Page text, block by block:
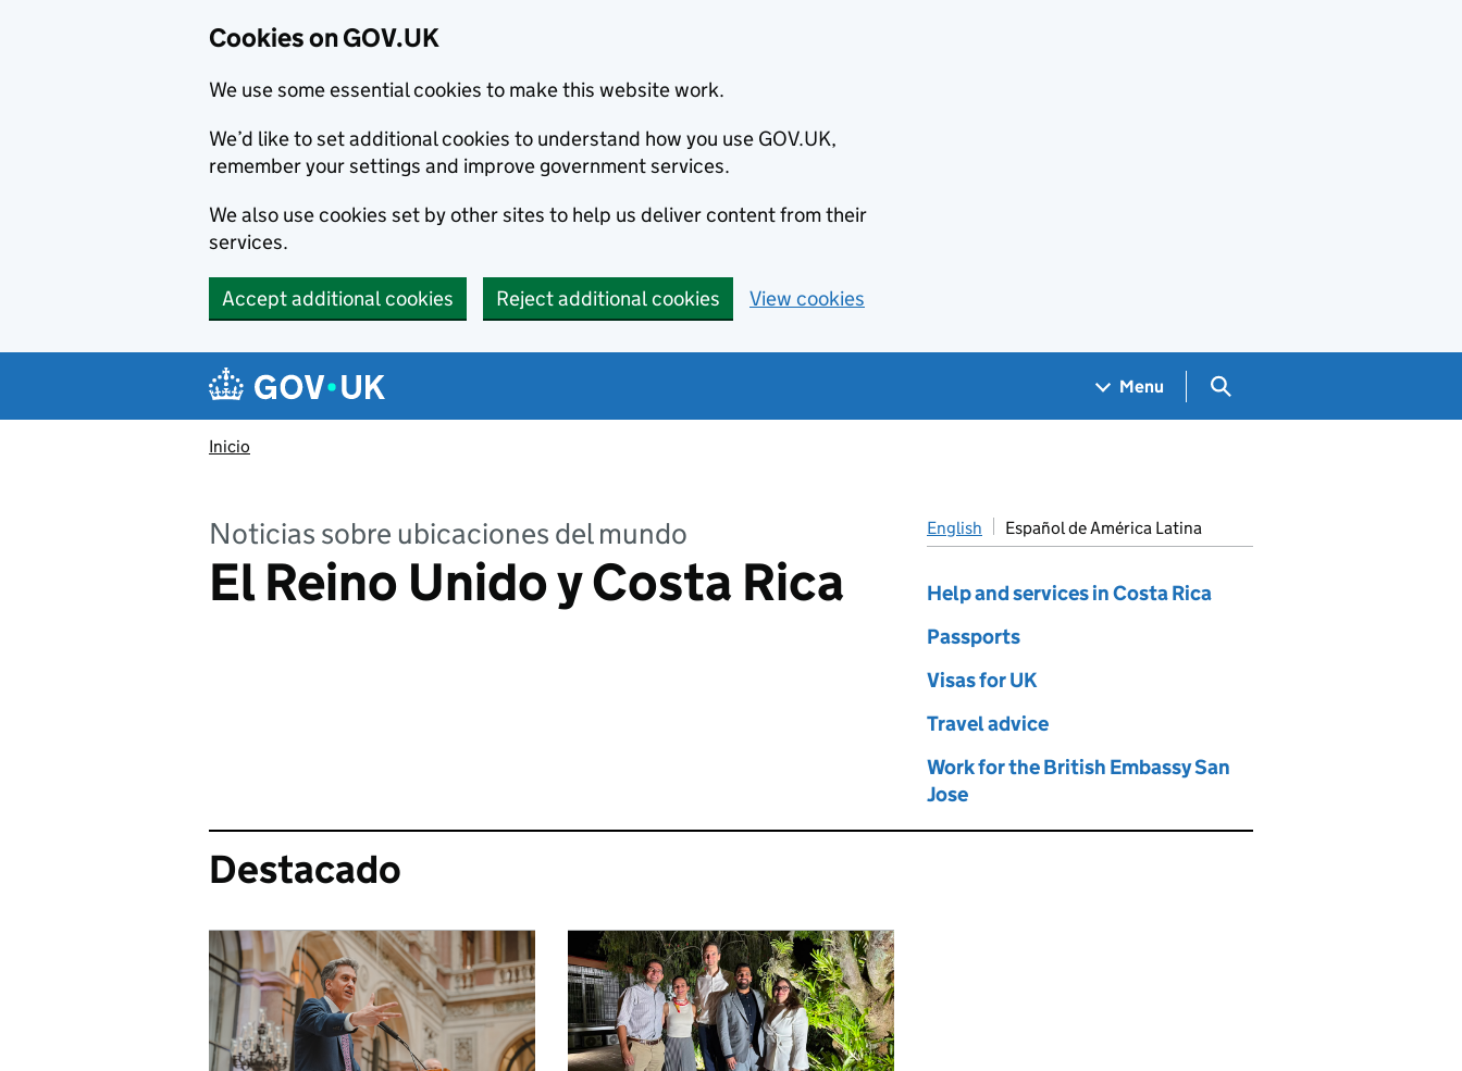
Cookies on GOV.UK
We use some essential cookies to make this website work.
We’d like to set additional cookies to understand how you use GOV.UK,
remember your settings and improve government services.
We also use cookies set by other sites to help us deliver content from their
services.
Accept additional cookies Reject additional cookies View cookies
Navigation menu
Menu Search GOV.UK
Inicio
Noticias sobre ubicaciones del mundo
El Reino Unido y Costa Rica
English Español de América Latina
Help and services in Costa Rica
Passports
Visas for UK
Travel advice
Work for the British Embassy San
Jose
Destacado